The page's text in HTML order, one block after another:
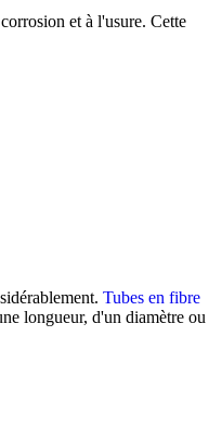
et à l'usure. Cette
Tubes en fibre
longueur, d'un diamètre ou